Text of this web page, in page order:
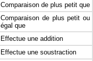
Comparaison de plus petit que
Comparaison de plus petit ou
égal que
Effectue une addition
Effectue une soustraction